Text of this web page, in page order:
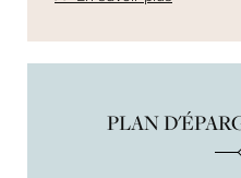
PLAN